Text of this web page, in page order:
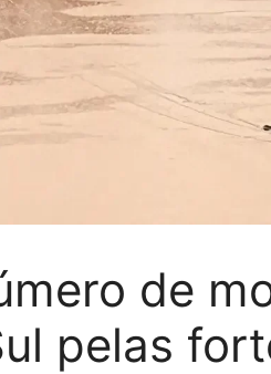
de
pelas